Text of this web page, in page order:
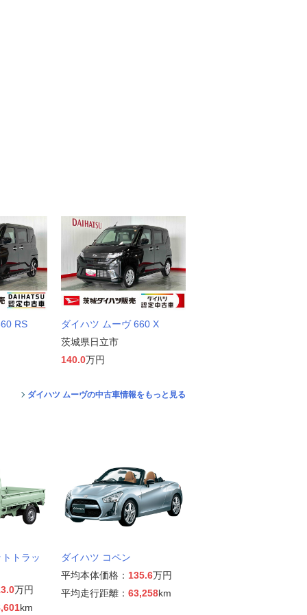
RS
ダイハツ ムーヴ 660 X
茨城県日立市
140.0万円
ダイハツ ムーヴの中古車情報をもっと見る
トラッ
万円
km
ダイハツ コペン
平均本体価格： 135.6万円
平均走行距離： 63,258km